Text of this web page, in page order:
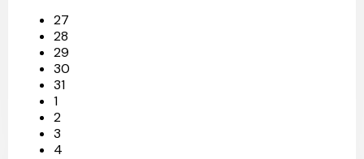
27
28
29
30
31
1
2
3
4